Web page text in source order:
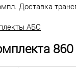
Доставка
АБС